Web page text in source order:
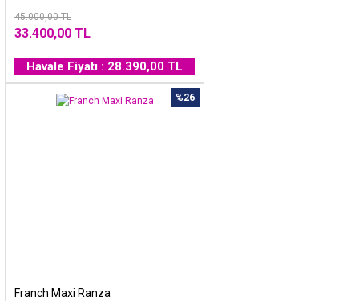
45.000,00 TL
33.400,00 TL
Havale Fiyatı : 28.390,00 TL
%26
Franch Maxi Ranza